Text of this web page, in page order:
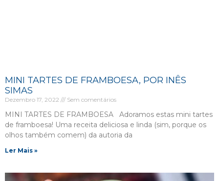
MINI TARTES DE FRAMBOESA, POR INÊS
SIMAS
Dezembro 17, 2022 Sem comentários
MINI TARTES DE FRAMBOESA Adoramos estas mini tartes
de framboesa! Uma receita deliciosa e linda (sim, porque os
olhos também comem) da autoria da
Ler Mais »